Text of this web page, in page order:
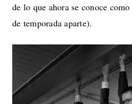
de lo que ahora se conoce como
de temporada aparte).